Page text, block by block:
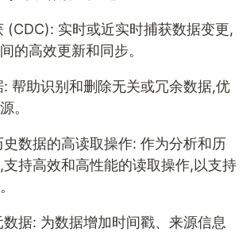
(CDC): 实时或近实时捕获数据变更,
的高效更新和同步。
帮助识别和删除无关或冗余数据,优
。
数据的高读取操作: 作为分析和历
持高效和高性能的读取操作,以支持
数据: 为数据增加时间戳、来源信息